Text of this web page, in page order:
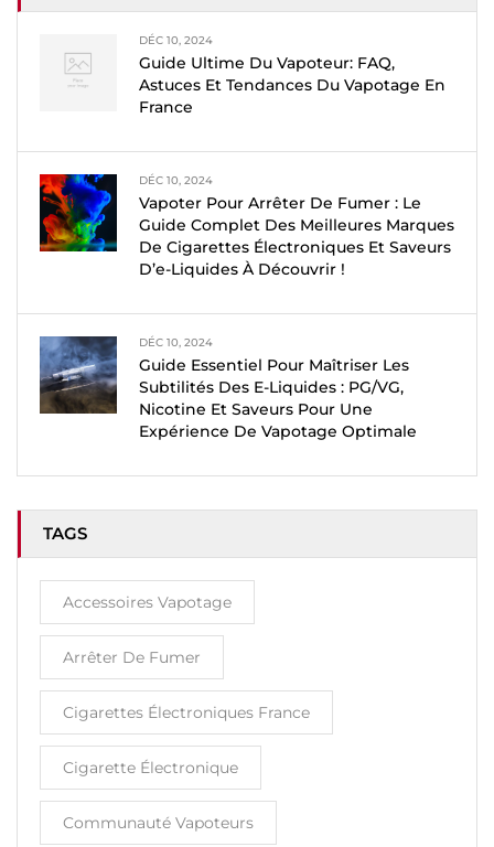
DÉC 10, 2024
Guide Ultime Du Vapoteur: FAQ,
Astuces Et Tendances Du Vapotage En
France
DÉC 10, 2024
Vapoter Pour Arrêter De Fumer : Le
Guide Complet Des Meilleures Marques
De Cigarettes Électroniques Et Saveurs
D’e-Liquides À Découvrir !
DÉC 10, 2024
Guide Essentiel Pour Maîtriser Les
Subtilités Des E-Liquides : PG/VG,
Nicotine Et Saveurs Pour Une
Expérience De Vapotage Optimale
TAGS
Accessoires Vapotage
Arrêter De Fumer
Cigarettes Électroniques France
Cigarette Électronique
Communauté Vapoteurs